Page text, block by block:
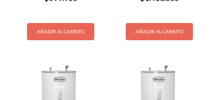
AÑADIR AL CARRITO AÑADIR AL CARRITO